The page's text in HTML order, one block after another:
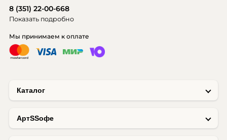
Каталог
AртSSофе
Мы принимаем к оплате
8 (351) 22-00-668
Показать подробно